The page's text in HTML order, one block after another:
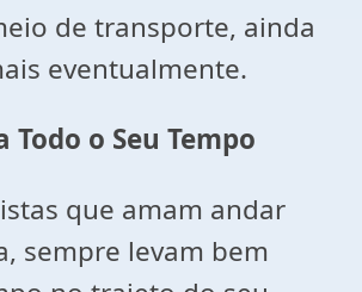
de transporte, ainda
eventualmente.
Todo o Seu Tempo
que amam andar
sempre levam bem